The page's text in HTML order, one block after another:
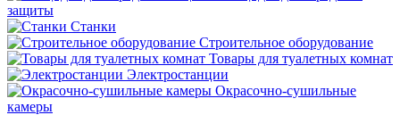
защиты
Станки
Строительное оборудование
Товары для туалетных комнат
Электростанции
Окрасочно-сушильные
камеры